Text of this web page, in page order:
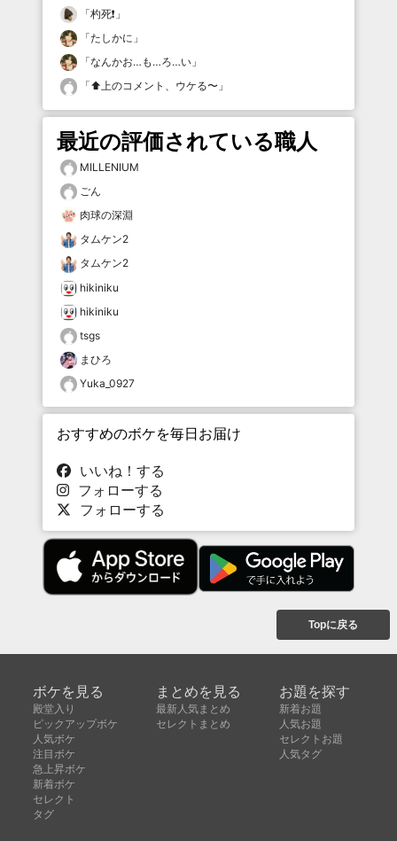
「杓死❗️ 」
「たしかに 」
「なんかお…も…ろ…い 」
「⬆️上のコメント、ウケる〜 」
最近の評価されている職人
MILLENIUM
ごん
肉球の深淵
タムケン2
タムケン2
hikiniku
hikiniku
tsgs
まひろ
Yuka_0927
おすすめのボケを毎日お届け
いいね！する
フォローする
フォローする
Topに戻る
ボケを見る
殿堂入り
ピックアップボケ
人気ボケ
注目ボケ
急上昇ボケ
新着ボケ
セレクト
タグ
まとめを見る
最新人気まとめ
セレクトまとめ
お題を探す
新着お題
人気お題
セレクトお題
人気タグ